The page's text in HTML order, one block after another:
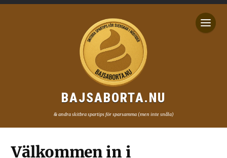
BAJSABORTA.NU
& andra skitbra spartips för sparsamma (men inte snåla)
Välkommen in i